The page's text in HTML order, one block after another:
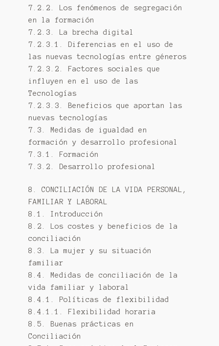
7.2.2. Los fenómenos de segregación
en la formación
7.2.3. La brecha digital
7.2.3.1. Diferencias en el uso de
las nuevas tecnologías entre géneros
7.2.3.2. Factores sociales que
influyen en el uso de las
Tecnologías
7.2.3.3. Beneficios que aportan las
nuevas tecnologías
7.3. Medidas de igualdad en
formación y desarrollo profesional
7.3.1. Formación
7.3.2. Desarrollo profesional
8. CONCILIACIÓN DE LA VIDA PERSONAL,
FAMILIAR Y LABORAL
8.1. Introducción
8.2. Los costes y beneficios de la
conciliación
8.3. La mujer y su situación
familiar
8.4. Medidas de conciliación de la
vida familiar y laboral
8.4.1. Políticas de flexibilidad
8.4.1.1. Flexibilidad horaria
8.5. Buenas prácticas en
Conciliación